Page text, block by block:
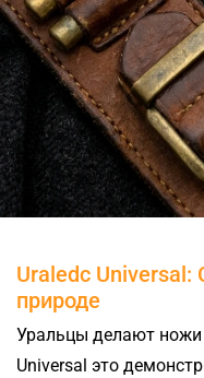
Uraledc Universal:
природе
Уральцы делают
Universal это